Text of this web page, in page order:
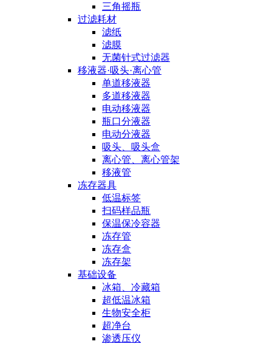
三角摇瓶
过滤耗材
滤纸
滤膜
无菌针式过滤器
移液器·吸头·离心管
单道移液器
多道移液器
电动移液器
瓶口分液器
电动分液器
吸头、吸头盒
离心管、离心管架
移液管
冻存器具
低温标签
扫码样品瓶
保温保冷容器
冻存管
冻存盒
冻存架
基础设备
冰箱、冷藏箱
超低温冰箱
生物安全柜
超净台
渗透压仪